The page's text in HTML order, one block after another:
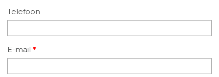
Telefoon
E-mail *